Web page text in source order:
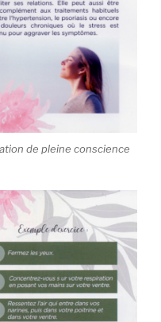
de pleine conscience